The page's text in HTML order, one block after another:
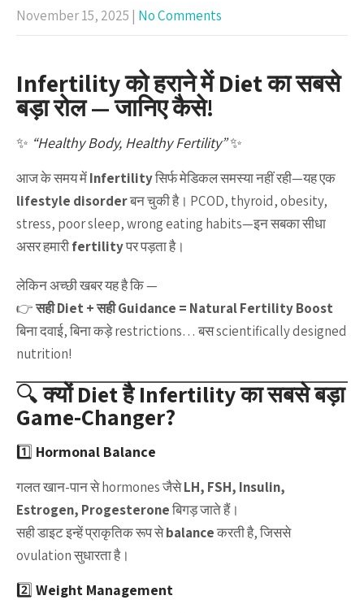
November 15, 2025 | No Comments
Infertility को हराने में Diet का सबसे
बड़ा रोल — जानिए कैसे!
✨ “Healthy Body, Healthy Fertility”✨
आज के समय मेंInfertilityसिर्फ मेडिकल समस्या नहीं रही—यह एक
lifestyle disorderबन चुकी है। PCOD, thyroid, obesity,
stress, poor sleep, wrong eating habits—इन सबका सीधा
असर हमारीfertilityपर पड़ता है।
लेकिन अच्छी खबर यह है कि —
👉सही Diet + सही Guidance = Natural Fertility Boost
बिना दवाई, बिना कड़े restrictions… बस scientifically designed
nutrition!
🔍क्यों Diet है Infertility का सबसे बड़ा
Game-Changer?
1️⃣ Hormonal Balance
गलत खान-पान से hormones जैसेLH, FSH, Insulin,
Estrogen, Progesteroneबिगड़ जाते हैं।
सही डाइट इन्हें प्राकृतिक रूप सेbalanceकरती है, जिससे
ovulation सुधारता है।
2️⃣ Weight Management